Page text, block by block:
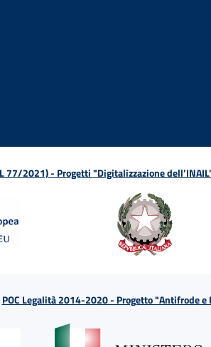
77/2021) - Progetti "Digitalizzazione
POC Legalità 2014-2020 - Progetto "Antifrode